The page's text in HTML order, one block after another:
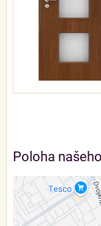
Poloha
Externý